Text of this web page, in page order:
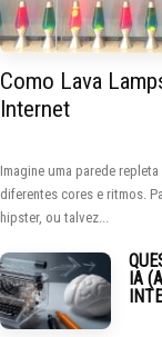
Como Lava
Internet
Imagine uma parede
diferentes cores e ritmos.
hipster, ou talvez...
IA